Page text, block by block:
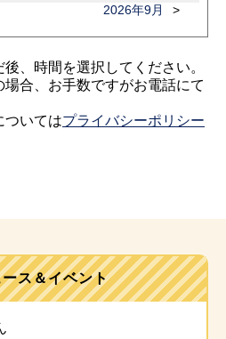
2026年9月
、時間を選択してください。
合、お手数ですがお電話にて
いてはプライバシーポリシー
ス＆イベント